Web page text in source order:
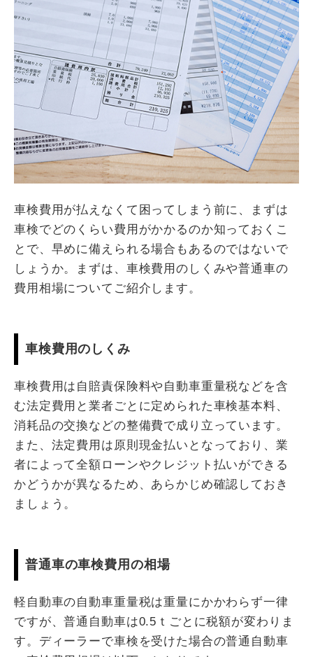
車検費用が払えなくて困ってしまう前に、まずは
車検でどのくらい費用がかかるのか知っておくこ
とで、早めに備えられる場合もあるのではないで
しょうか。まずは、車検費用のしくみや普通車の
費用相場についてご紹介します。
車検費用のしくみ
車検費用は自賠責保険料や自動車重量税などを含
む法定費用と業者ごとに定められた車検基本料、
消耗品の交換などの整備費で成り立っています。
また、法定費用は原則現金払いとなっており、業
者によって全額ローンやクレジット払いができる
かどうかが異なるため、あらかじめ確認しておき
ましょう。
普通車の車検費用の相場
軽自動車の自動車重量税は重量にかかわらず一律
ですが、普通自動車は0.5ｔごとに税額が変わりま
す。ディーラーで車検を受けた場合の普通自動車